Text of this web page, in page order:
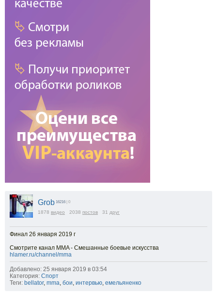
Grob 16216 | 0
1878 видео 2038 постов 31 друг
Финал 26 января 2019 г
Смотрите канал MMA - Смешанные боевые искусства
hlamer.ru/channel/mma
Добавлено: 25 января 2019 в 03:54
Категория: Спорт
Теги: bellator, mma, бои, интервью, емельяненко